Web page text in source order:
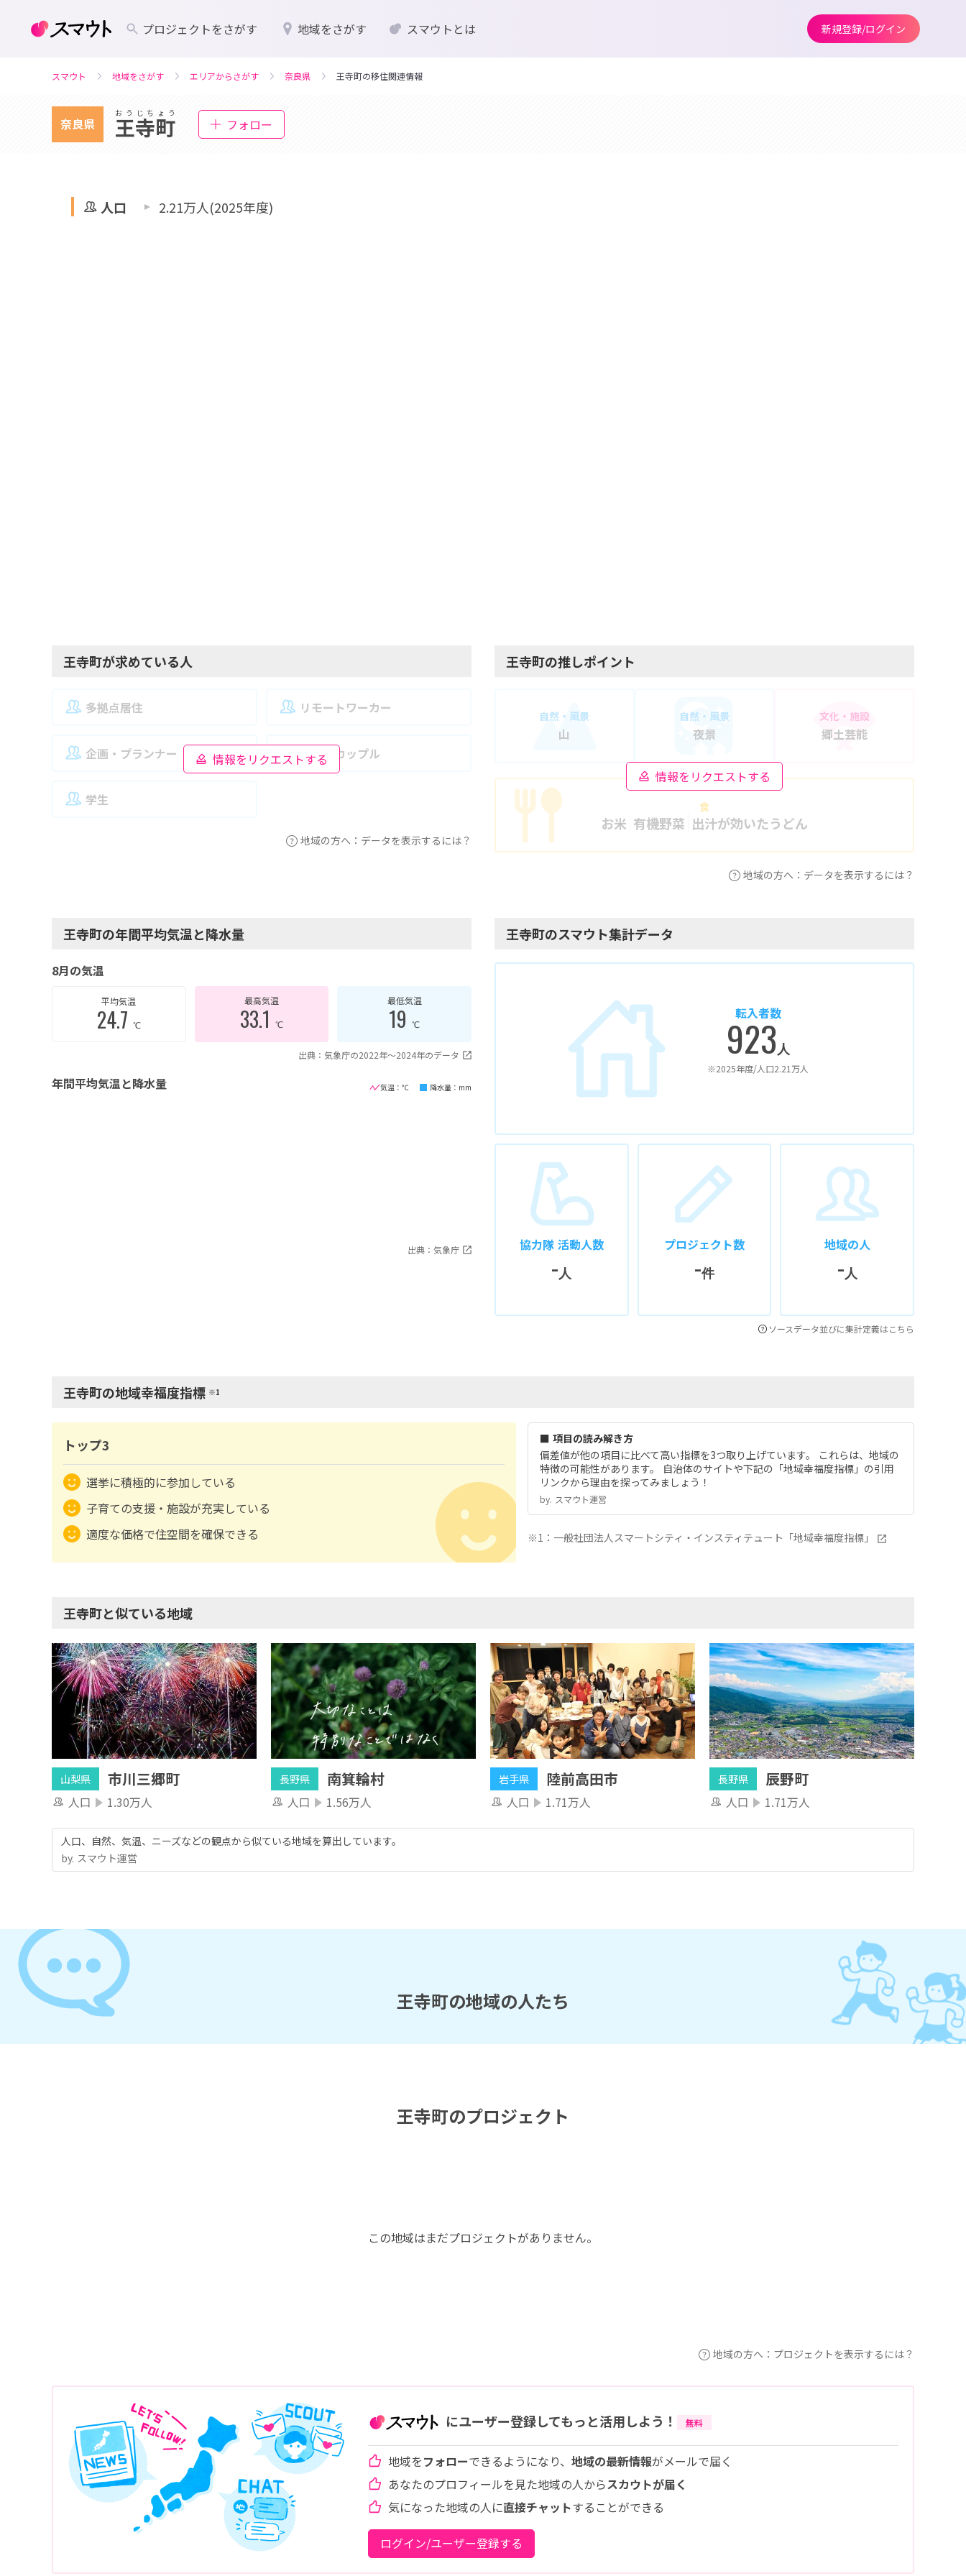
プロジェクトをさがす 地域をさがす スマウトとは 新規登録/ログイン
スマウト 地域をさがす エリアからさがす 奈良県 王寺町の移住関連情報
奈良県
おうじちょう
王寺町 フォロー
人口 2.21万人(2025年度)
王寺町が求めている人
情報をリクエストする
多拠点居住 リモートワーカー
企画・プランナー 夫婦・カップル
学生
地域の方へ：データを表示するには？
王寺町の推しポイント
情報をリクエストする
自然・風景
山
自然・風景
夜景
文化・施設
郷土芸能
食
お米 有機野菜 出汁が効いたうどん
地域の方へ：データを表示するには？
王寺町の年間平均気温と降水量
8月の気温
平均気温
24.7 ℃
最高気温
33.1 ℃
最低気温
19℃
出典：気象庁の2022年〜2024年のデータ
年間平均気温と降水量 気温：℃ 降水量：mm
出典：気象庁
王寺町のスマウト集計データ
転入者数
923人
※2025年度/人口2.21万人
協力隊 活動人数
-人
プロジェクト数
-件
地域の人
-人
ソースデータ並びに集計定義はこちら
王寺町の地域幸福度指標 ※1
トップ3
選挙に積極的に参加している
子育ての支援・施設が充実している
適度な価格で住空間を確保できる
■ 項目の読み解き方
偏差値が他の項目に比べて高い指標を3つ取り上げています。 これらは、地域の
特徴の可能性があります。 自治体のサイトや下記の「地域幸福度指標」の引用
リンクから理由を探ってみましょう！
by.︎ スマウト運営
※1：一般社団法人スマートシティ・インスティテュート「地域幸福度指標」
王寺町と似ている地域
山梨県 市川三郷町
人口 1.30万人
長野県 南箕輪村
人口 1.56万人
岩手県 陸前高田市
人口 1.71万人
長野県 辰野町
人口 1.71万人
人口、自然、気温、ニーズなどの観点から似ている地域を算出しています。
by.︎ スマウト運営
王寺町の地域の人たち
王寺町のプロジェクト
この地域はまだプロジェクトがありません。
地域の方へ：プロジェクトを表示するには？
にユーザー登録してもっと活用しよう！ 無料
地域をフォローできるようになり、 地域の最新情報がメールで届く
あなたのプロフィールを見た地域の人からスカウトが届く
気になった地域の人に直接チャットすることができる
ログイン/ユーザー登録する